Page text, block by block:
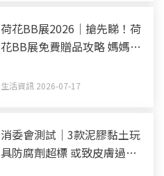
荷花BB展2026｜搶先睇！荷
花BB展免費贈品攻略 媽媽會
生活資訊 2026-07-17
消委會測試｜3款泥膠黏土玩
具防腐劑超標 或致皮膚過敏